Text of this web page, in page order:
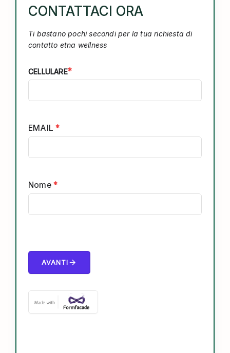
CONTATTACI ORA
Ti bastano pochi secondi per la tua richiesta di
contatto etna wellness
CELLULARE*
EMAIL*
Nome *
AVANTI arrow_forward